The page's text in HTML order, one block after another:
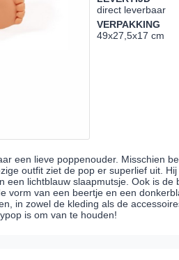
direct leverbaar
VERPAKKING
49x27,5x17 cm
een lieve poppenouder. Misschien
outfit ziet de pop er superlief uit.
een lichtblauw slaapmutsje. Ook is de
vorm van een beertje en een
in zowel de kleding als de
is om van te houden!